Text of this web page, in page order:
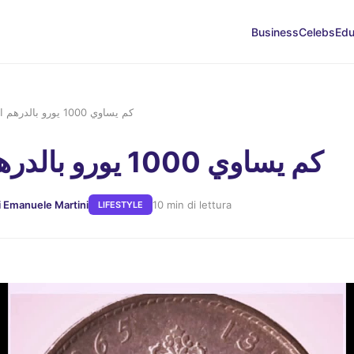
BusinessCelebs
كم يساوي 1000 يورو بالدرهم المغربي
كم يساوي 1000 يورو بالدرهم المغربي
Emanuele Martini LIFESTYLE 10 min di lettura